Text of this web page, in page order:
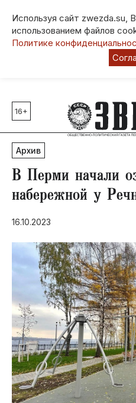
Используя сайт zwezda.su,
использованием файлов
Политике
Главные темы
80 лет Победы
Молодежная столица РФ
СВО
Выборы в Пермском крае
Социальная поддержка
Инфраструктура
Благоустройство
16+
Архив
В Перми начали
набережной у
16.10.2023